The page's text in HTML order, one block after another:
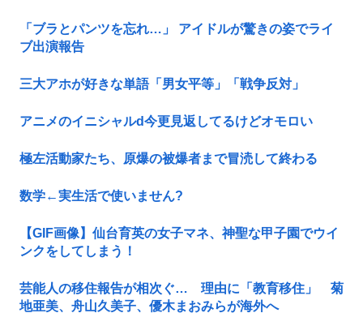
「ブラとパンツを忘れ…」 アイドルが驚きの姿でライ
ブ出演報告
三大アホが好きな単語「男女平等」「戦争反対」
アニメのイニシャルd今更見返してるけどオモロい
極左活動家たち、原爆の被爆者まで冒涜して終わる
数学←実生活で使いません?
【GIF画像】仙台育英の女子マネ、神聖な甲子園でウイ
ンクをしてしまう！
芸能人の移住報告が相次ぐ… 理由に「教育移住」 菊
地亜美、舟山久美子、優木まおみらが海外へ